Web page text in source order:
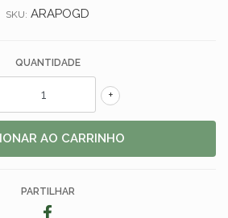
SKU: ARAPOGD
QUANTIDADE
+
PARTILHAR